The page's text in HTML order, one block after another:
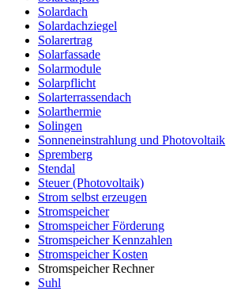
Solardach
Solardachziegel
Solarertrag
Solarfassade
Solarmodule
Solarpflicht
Solarterrassendach
Solarthermie
Solingen
Sonneneinstrahlung und Photovoltaik
Spremberg
Stendal
Steuer (Photovoltaik)
Strom selbst erzeugen
Stromspeicher
Stromspeicher Förderung
Stromspeicher Kennzahlen
Stromspeicher Kosten
Stromspeicher Rechner
Suhl